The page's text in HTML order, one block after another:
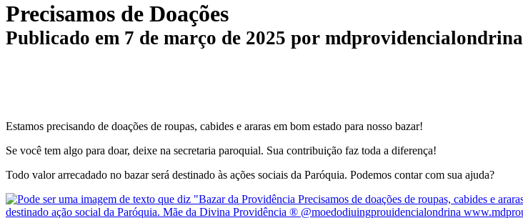
Precisamos de Doações
Publicado em 7 de março de 2025 por mdprovidencialondrina
Estamos precisando de doações de roupas, cabides e araras em bom estado para nosso bazar!
Se você tem algo para doar, deixe na secretaria paroquial. Sua contribuição faz toda a diferença!
Todo valor arrecadado no bazar será destinado às ações sociais da Paróquia. Podemos contar com sua ajuda?